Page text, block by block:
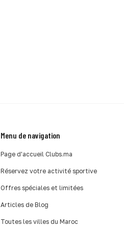
Menu de navigation
Page d'accueil Clubs.ma
Réservez votre activité sportive
Offres spéciales et limitées
Articles de Blog
Toutes les villes du Maroc